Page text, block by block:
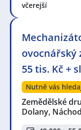
včerejší
ovocnářský
55 tis. Kč +
Nutně vás
Zemědělské
Dolany, Náchod